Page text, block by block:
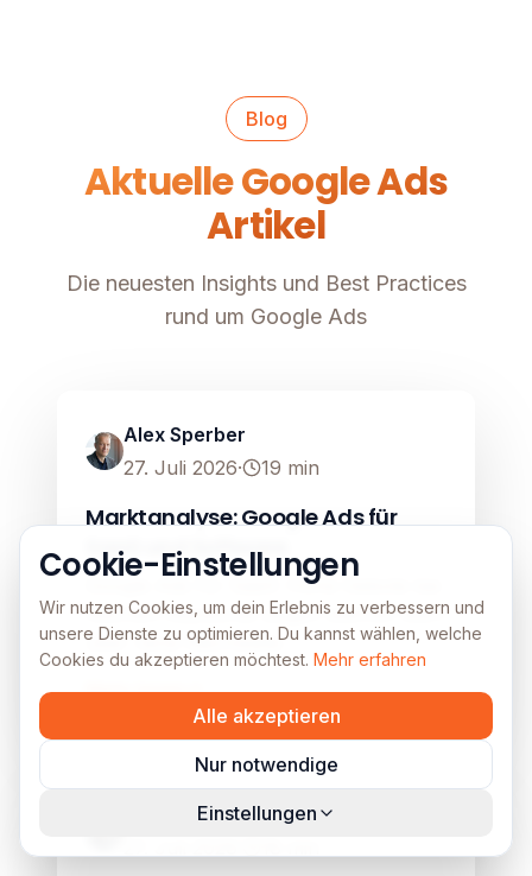
Blog
Aktuelle Google Ads
Artikel
Die neuesten Insights und Best Practices
rund um Google Ads
Alex Sperber
27. Juli 2026· 19 min
Marktanalyse: Google Ads für
SaaS und Software
Google Ads für SaaS: Hohe Gebote bei
Nischen-Keywords zeigen wahren Wert
über reine Reichweite.
Mehr lesen
Image unavailable
Google Ads
Alex Sperber
Cookie-Einstellungen
Wir nutzen Cookies, um dein Erlebnis zu verbessern und
unsere Dienste zu optimieren. Du kannst wählen, welche
Cookies du akzeptieren möchtest. Mehr erfahren
Alle akzeptieren
Nur notwendige
Einstellungen